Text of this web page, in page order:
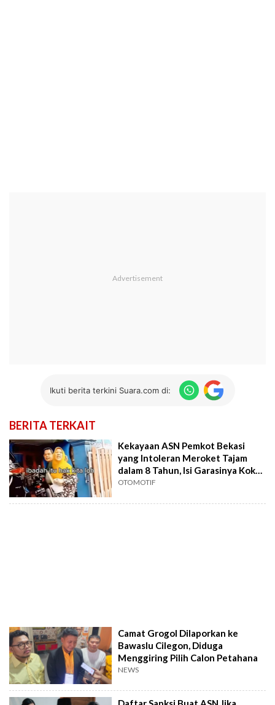
Ikuti berita terkini Suara.com di:
BERITA TERKAIT
Kekayaan ASN Pemkot Bekasi
yang Intoleran Meroket Tajam
dalam 8 Tahun, Isi Garasinya Kok
Cuma Segini
OTOMOTIF
Camat Grogol Dilaporkan ke
Bawaslu Cilegon, Diduga
Menggiring Pilih Calon Petahana
NEWS